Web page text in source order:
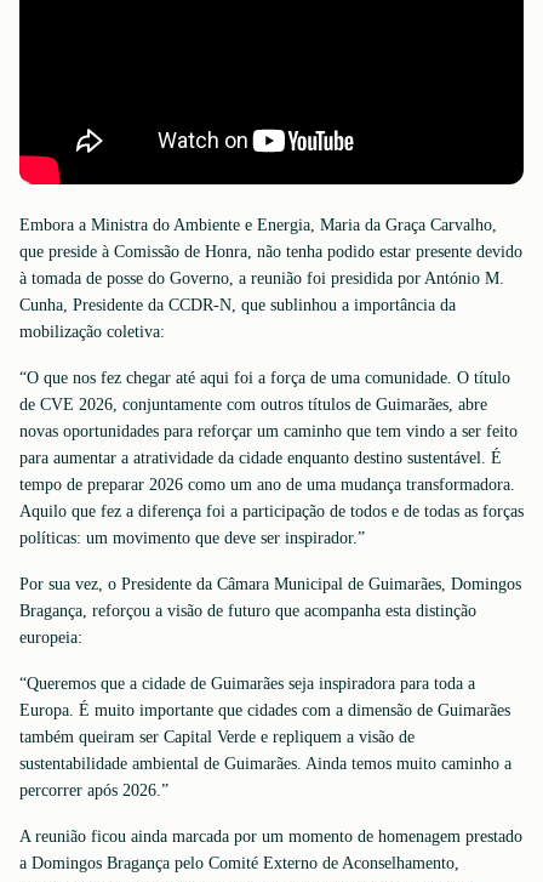
Embora a Ministra do Ambiente e Energia, Maria da Graça Carvalho,
que preside à Comissão de Honra, não tenha podido estar presente devido
à tomada de posse do Governo, a reunião foi presidida por António M.
Cunha, Presidente da CCDR-N, que sublinhou a importância da
mobilização coletiva:
“O que nos fez chegar até aqui foi a força de uma comunidade. O título
de CVE 2026, conjuntamente com outros títulos de Guimarães, abre
novas oportunidades para reforçar um caminho que tem vindo a ser feito
para aumentar a atratividade da cidade enquanto destino sustentável. É
tempo de preparar 2026 como um ano de uma mudança transformadora.
Aquilo que fez a diferença foi a participação de todos e de todas as forças
políticas: um movimento que deve ser inspirador.”
Por sua vez, o Presidente da Câmara Municipal de Guimarães, Domingos
Bragança, reforçou a visão de futuro que acompanha esta distinção
europeia:
“Queremos que a cidade de Guimarães seja inspiradora para toda a
Europa. É muito importante que cidades com a dimensão de Guimarães
também queiram ser Capital Verde e repliquem a visão de
sustentabilidade ambiental de Guimarães. Ainda temos muito caminho a
percorrer após 2026.”
A reunião ficou ainda marcada por um momento de homenagem prestado
a Domingos Bragança pelo Comité Externo de Aconselhamento,